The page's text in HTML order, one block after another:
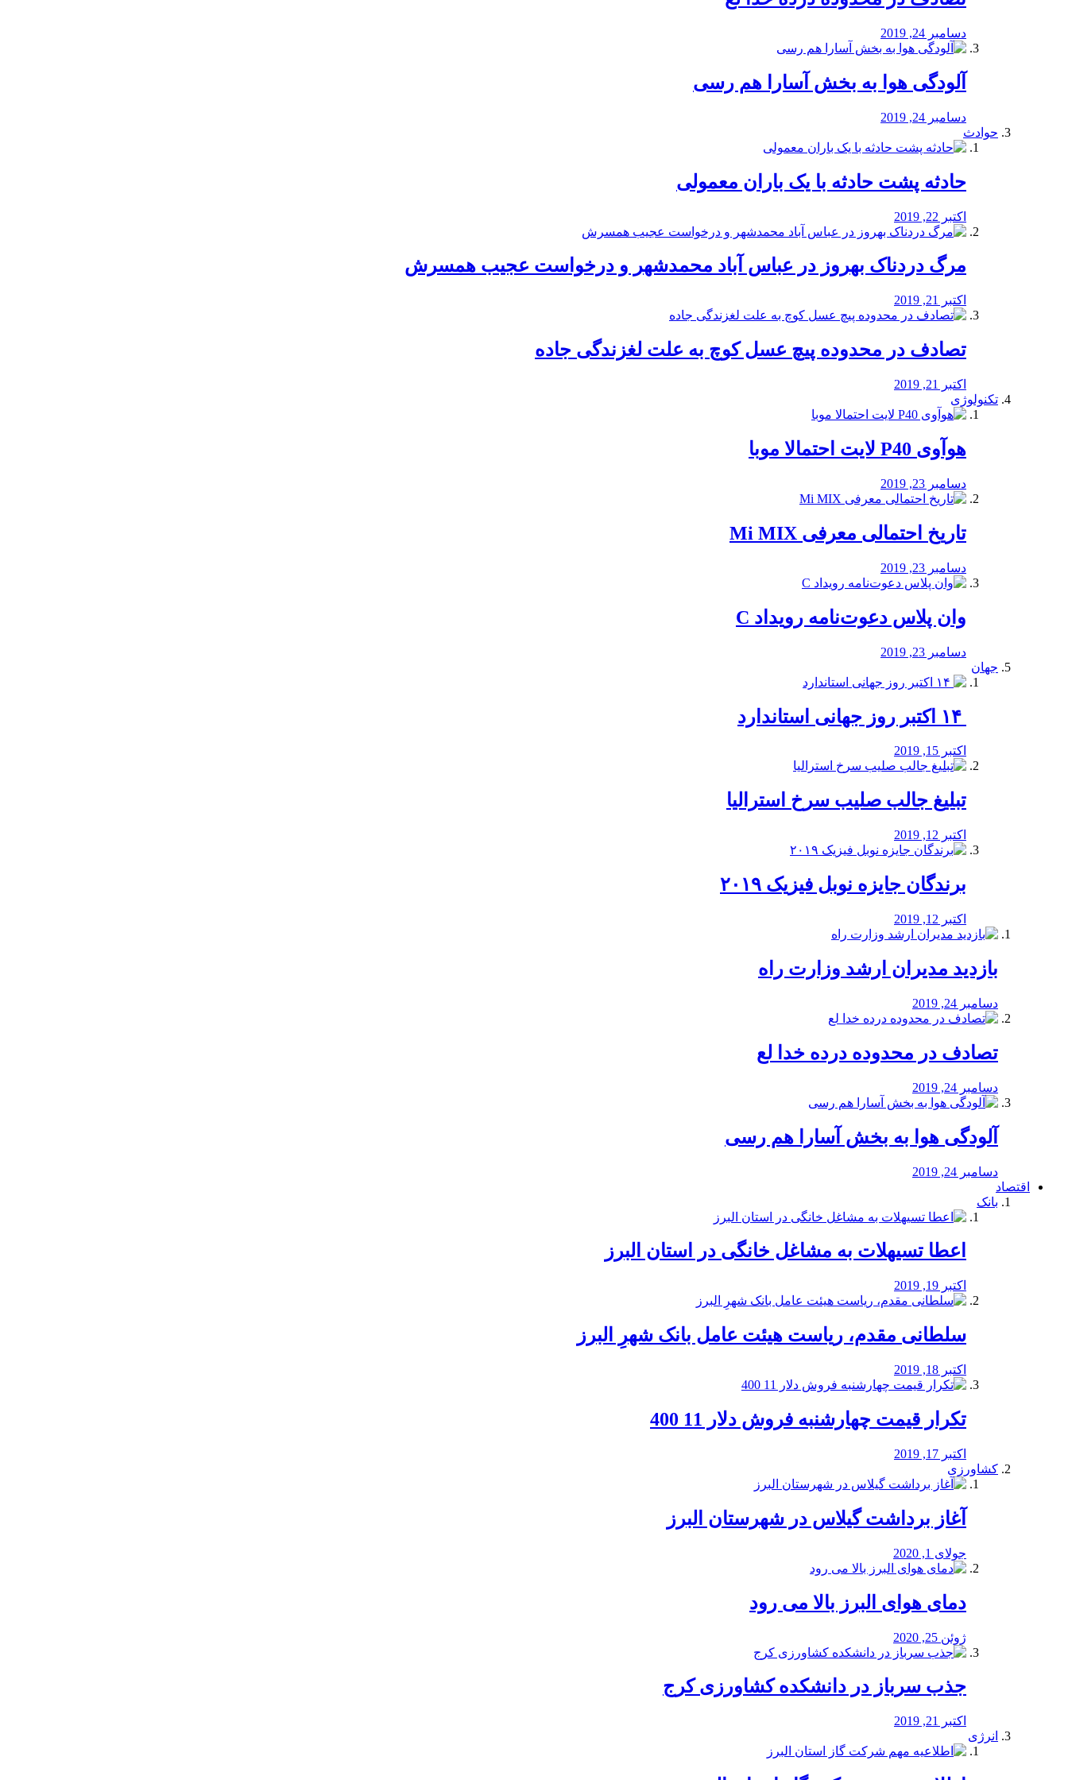
دسامبر 24, 2019
آلودگی هوا به بخش آسارا هم رسی
دسامبر 24, 2019
حوادث
️حادثه پشت حادثه با یک باران معمولی
اکتبر 22, 2019
مرگ دردناک بهروز در عباس آباد محمدشهر و درخواست عجیب همسرش
اکتبر 21, 2019
تصادف در محدوده پیچ عسل کوچ به علت لغزندگی جاده
اکتبر 21, 2019
تکنولوژی
هوآوی P40 لایت احتمالا موبا
دسامبر 23, 2019
تاریخ احتمالی معرفی Mi MIX
دسامبر 23, 2019
وان پلاس دعوت‌نامه رویداد C
دسامبر 23, 2019
جهان
اکتبر 15, 2019
تبلیغ جالب صلیب سرخ استرالیا
اکتبر 12, 2019
برندگان جایزه نوبل فیزیک ۲۰۱۹
اکتبر 12, 2019
بازدید مدیران ارشد وزارت راه
دسامبر 24, 2019
تصادف در محدوده درده خدا لع
دسامبر 24, 2019
آلودگی هوا به بخش آسارا هم رسی
دسامبر 24, 2019
اقتصاد
بانک
️اعطا تسیهلات به مشاغل خانگی در استان البرز
اکتبر 19, 2019
سلطانی مقدم، ریاست هیئت عامل بانک شهرِ البرز
اکتبر 18, 2019
تکرار قیمت چهارشنبه فروش دلار 11 400
اکتبر 17, 2019
کشاورزی
آغاز برداشت گیلاس در شهرستان البرز
جولای 1, 2020
دمای هوای البرز بالا می رود
ژوئن 25, 2020
جذب سرباز در دانشکده کشاورزی کرج
اکتبر 21, 2019
انرژی